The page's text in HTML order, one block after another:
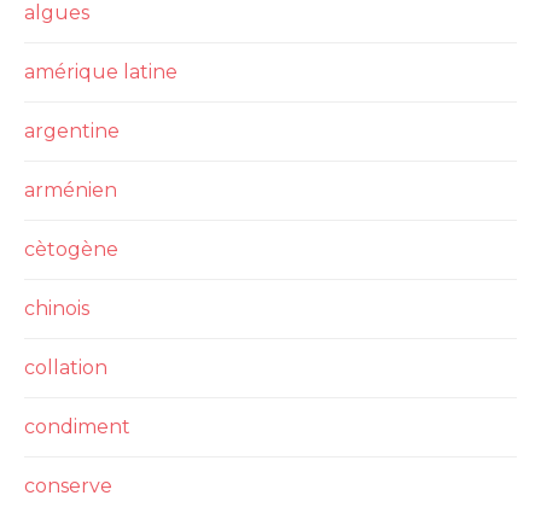
algues
amérique latine
argentine
arménien
cètogène
chinois
collation
condiment
conserve